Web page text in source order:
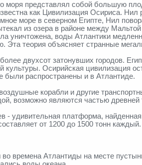
моря представлял собой большую
как Цивилизация Осириса.
море в северном Египте, Нил
из озера в районе между
уничтожена, воды Атлантики
теория объясняет странные
двухсот затонувших городов.
Осирийская цивилизация
были распространены и в Атлантиде.
корабли и другие
возможно являются частью древней
- удивительная платформа,
от 1200 до 1500 тонн каждый.
времена Атлантиды на месте